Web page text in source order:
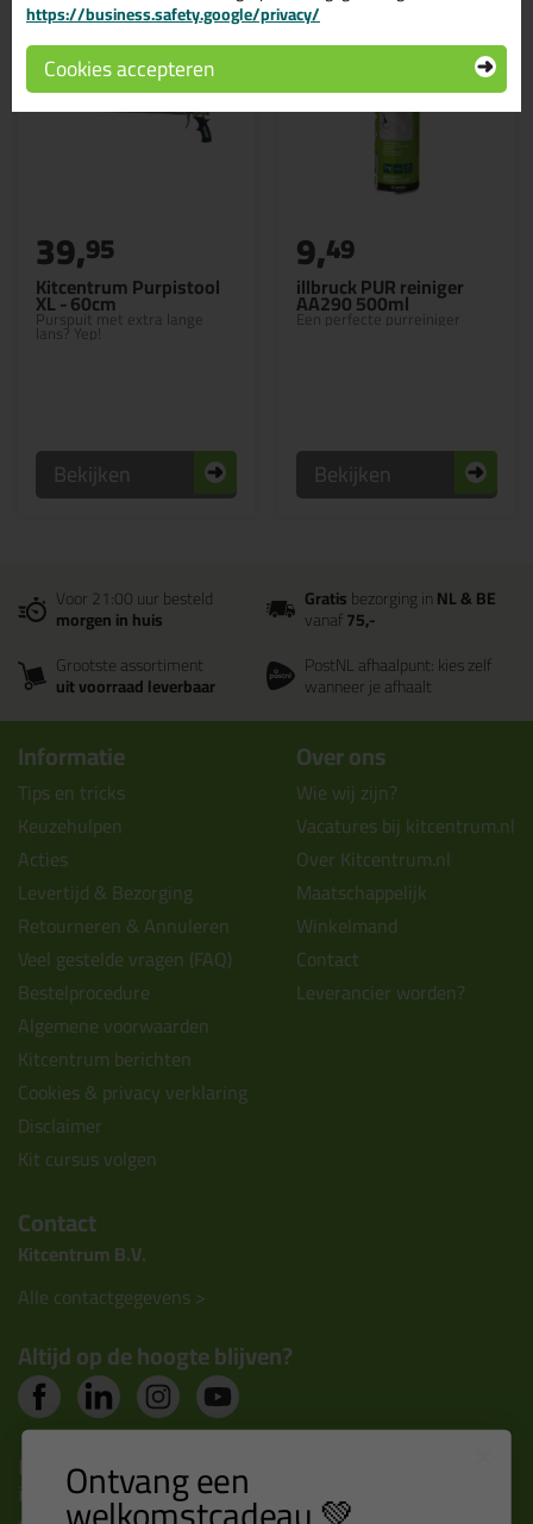
Kitcentrum Purpistool
XL - 60cm
Purspuit met extra lange
lans? Yep!
39,95
Bekijken
illbruck PUR reiniger
AA290 500ml
Een perfecte purreiniger
9,49
Bekijken
Voor 21:00 uur besteld
morgen in huis
Gratisbezorging inNL & BE
vanaf75,-
Grootste assortiment
uit voorraad leverbaar
PostNL afhaalpunt: kies zelf
wanneer je afhaalt
Informatie
Tips en tricks
Keuzehulpen
Acties
Levertijd & Bezorging
Retourneren & Annuleren
Veel gestelde vragen (FAQ)
Bestelprocedure
Algemene voorwaarden
Kitcentrum berichten
Cookies & privacy verklaring
Disclaimer
Kit cursus volgen
Over ons
Wie wij zijn?
Vacatures bij kitcentrum.nl
Over Kitcentrum.nl
Maatschappelijk
Winkelmand
Contact
Leverancier worden?
Contact
Kitcentrum B.V.
Alle contactgegevens >
Altijd op de hoogte blijven?
Nieuws, tips en exclusieve deals rechtstreeks in je
inbox
https://business.safety.google/privacy/
Cookies accepteren
Ontvang een